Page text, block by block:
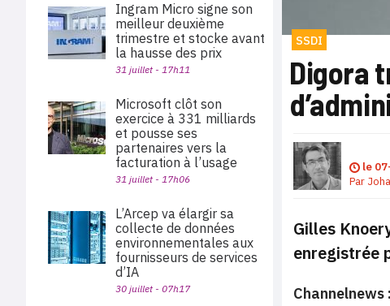
SSDI
Digora
le
Par
Gilles
enregistrée
Ingram Micro signe son
meilleur deuxième
trimestre et stocke avant
la hausse des prix
31 juillet - 17h11
Microsoft clôt son
exercice à 331 milliards
et pousse ses
partenaires vers la
facturation à l’usage
31 juillet - 17h06
L’Arcep va élargir sa
collecte de données
environnementales aux
fournisseurs de services
d’IA
30 juillet - 07h17